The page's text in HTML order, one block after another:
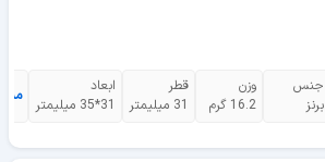
جنس
برنز
وزن
16.2 گرم
قطر
31 میلیمتر
ابعاد
31*35 میلیمتر